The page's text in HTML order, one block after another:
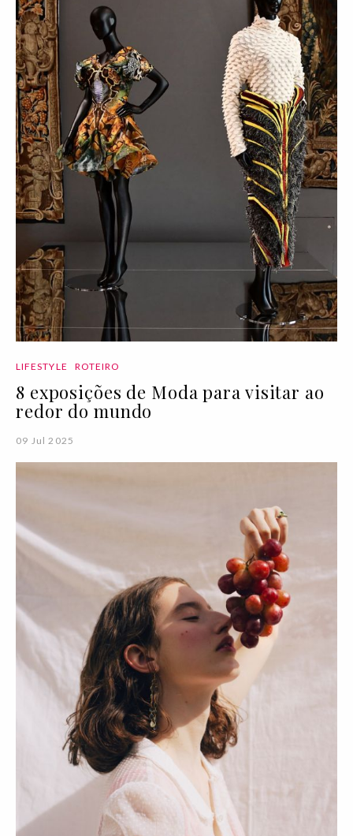
LIFESTYLE ROTEIRO
8 exposições de Moda para visitar ao
redor do mundo
09 Jul 2025